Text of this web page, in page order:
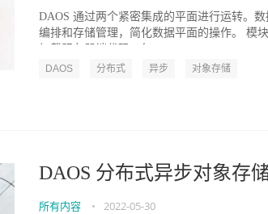
DAOS 通过两个紧密集成的平面进行运转。
编排和存储管理，简化数据平面的操作。 模
DAOS 分布式 异步 对象存储
DAOS 分布式异步对象存
所有内容 • 2022-05-30